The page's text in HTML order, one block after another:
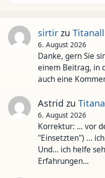
sirtirzu
6. August 2026
Danke, gern Sie
einem Beitrag, in
auch eine
Astrid zu
6. August 2026
Korrektur: ... vor
"Einsetzten") ...
Und... ich helfe
Erfahrungen…